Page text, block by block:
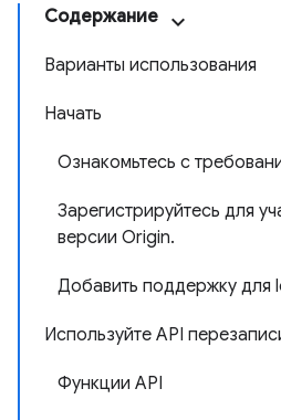
Содержание
Варианты использования
Начать
Ознакомьтесь с
Зарегистрируйтесь для
версии Origin.
Добавить поддержку для
Используйте API
Функции API